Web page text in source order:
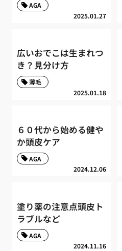
2025.01.27
AGA
広いおでこは生まれつ
き？見分け方
2025.01.18
薄毛
６０代から始める健や
か頭皮ケア
2024.12.06
AGA
塗り薬の注意点頭皮ト
ラブルなど
2024.11.16
AGA